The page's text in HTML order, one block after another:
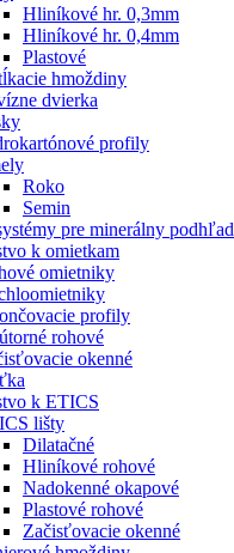
Hliníkové hr. 0,3mm
Hliníkové hr. 0,4mm
Plastové
hmoždiny
dvierka
profily
Roko
Semin
pre minerálny podhľad
k omietkam
omietniky
profily
rohové
okenné
k ETICS
lišty
Dilatačné
Hliníkové rohové
Nadokenné okapové
Plastové rohové
Začisťovacie okenné